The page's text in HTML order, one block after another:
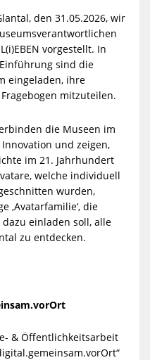
den 31.05.2026, wir
vorgestellt. In
sind die
eingeladen, ihre
mitzuteilen.
die Museen im
und zeigen,
im 21. Jahrhundert
welche individuell
wurden,
‚Avatarfamilie‘, die
einladen soll, alle
zu entdecken.
& Öffentlichkeitsarbeit